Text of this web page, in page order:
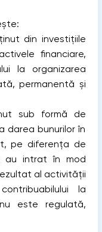
din investiţiile
financiare,
la organizarea
permanentă şi
sub formă de
darea bunurilor în
pe diferenţa de
au intrat în mod
al activităţii
la
este regulată,